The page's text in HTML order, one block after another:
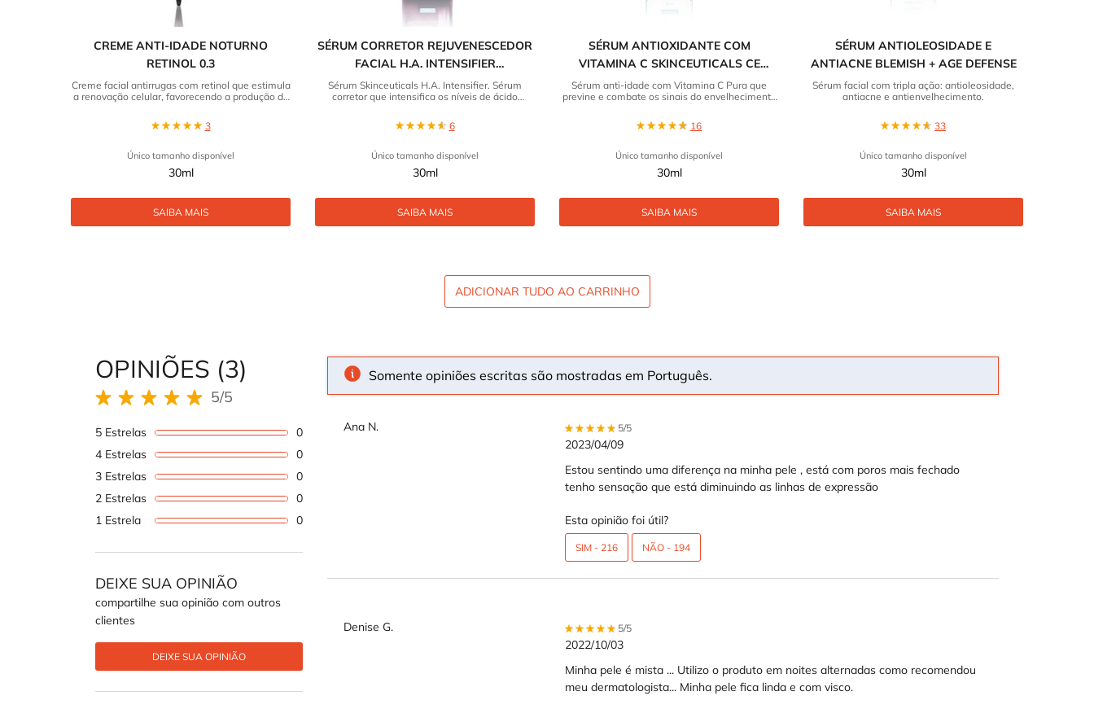
CREME ANTI-IDADE NOTURNO
RETINOL 0.3
Creme facial antirrugas com retinol que estimula
a renovação celular, favorecendo a produção de
3
Único tamanho disponível
30ml
SAIBA MAIS
SÉRUM CORRETOR REJUVENESCEDOR
FACIAL H.A. INTENSIFIER
SKINCEUTICALS
Sérum Skinceuticals H.A. Intensifier. Sérum
corretor que intensifica os níveis de ácido
firmeza. Confira!
6
Único tamanho disponível
30ml
SAIBA MAIS
SÉRUM ANTIOXIDANTE COM
VITAMINA C SKINCEUTICALS CE
FERULIC
Sérum anti-idade com Vitamina C Pura que
previne e combate os sinais do envelhecimento
16
Único tamanho disponível
30ml
SAIBA MAIS
SÉRUM ANTIOLEOSIDADE E
ANTIACNE BLEMISH + AGE DEFENSE
Sérum facial com tripla ação: antioleosidade,
antiacne e antienvelhecimento.
33
Único tamanho disponível
30ml
SAIBA MAIS
ADICIONAR TUDO AO CARRINHO
OPINIÕES (3)
5 out of 5 stars. 5/5
5 Estrelas 0 1 review with 5 stars
4 Estrelas
0
3 Estrelas
0
2 Estrelas
0
1 Estrela
0
DEIXE SUA OPINIÃO
compartilhe sua opinião com outros
clientes
DEIXE SUA OPINIÃO
Somente opiniões escritas são mostradas em Português.
Ana N. 5 out of 5 stars.
5/5
2023/04/09
Estou sentindo uma diferença na minha pele , está com poros mais fechado
tenho sensação que está diminuindo as linhas de expressão
Esta opinião foi útil?
SIM - 216 NÃO - 194
Denise G. 5 out of 5 stars.
5/5
2022/10/03
Minha pele é mista ... Utilizo o produto em noites alternadas como recomendou
meu dermatologista... Minha pele fica linda e com visco.